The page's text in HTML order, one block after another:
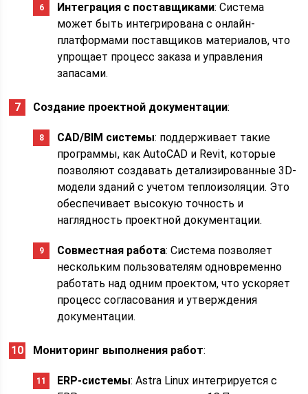
Интеграция с поставщиками: Система
может быть интегрирована с онлайн-
платформами поставщиков материалов, что
упрощает процесс заказа и управления
запасами.
Создание проектной документации:
CAD/BIM системы: поддерживает такие
программы, как AutoCAD и Revit, которые
позволяют создавать детализированные 3D-
модели зданий с учетом теплоизоляции. Это
обеспечивает высокую точность и
наглядность проектной документации.
Совместная работа: Система позволяет
нескольким пользователям одновременно
работать над одним проектом, что ускоряет
процесс согласования и утверждения
документации.
Мониторинг выполнения работ:
ERP-системы: Astra Linux интегрируется с